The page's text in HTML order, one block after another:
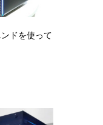
ドを使って